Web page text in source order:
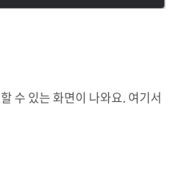
수 있는 화면이 나와요. 여기서